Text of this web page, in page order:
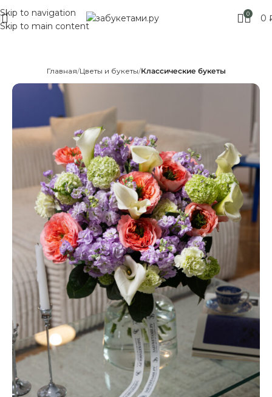
Skip to navigation
Skip to main content
0 0
Главная Цветы и букеты Классические букеты
Москве! Выбирайте!